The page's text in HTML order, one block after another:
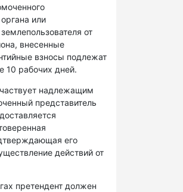
или
от
внесенные
взносы подлежат
10 рабочих дней.
надлежащим
представитель
его
действий от
претендент должен